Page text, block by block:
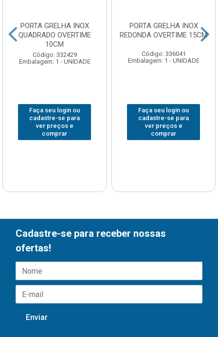
PORTA GRELHA INOX
QUADRADO OVERTIME
10CM
Código: 332429
Embalagem: 1 - UNIDADE
Faça seu login ou
cadastre-se para
ver preços e
comprar
PORTA GRELHA INOX
REDONDA OVERTIME 15CM
Código: 336041
Embalagem: 1 - UNIDADE
Faça seu login ou
cadastre-se para
ver preços e
comprar
Cadastre-se para receber nossas
ofertas!